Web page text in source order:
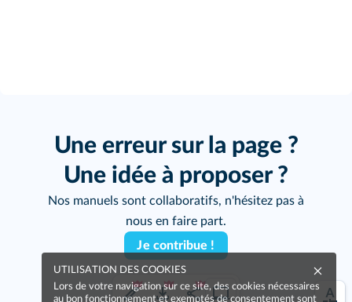
Une erreur sur la page ?
Une idée à proposer ?
Nos manuels sont collaboratifs, n'hésitez pas à
nous en faire part.
Je contribue !
UTILISATION DES COOKIES
Lors de votre navigation sur ce site, des cookies nécessaires
au bon fonctionnement et exemptés de consentement sont